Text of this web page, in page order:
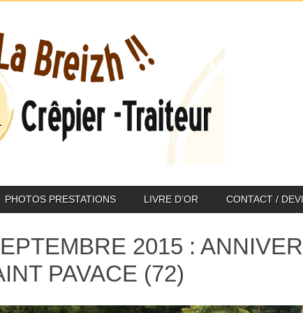
PHOTOS PRESTATIONS LIVRE D’OR CONTACT /
2015 :
PAVACE (72)